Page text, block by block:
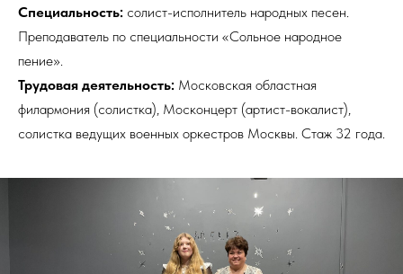
Специальность: солист-исполнитель народных песен.
Преподаватель по специальности «Сольное народное
пение».
Трудовая деятельность: Московская областная
филармония (солистка), Москонцерт (артист-вокалист),
солистка ведущих военных оркестров Москвы. Стаж 32 года.